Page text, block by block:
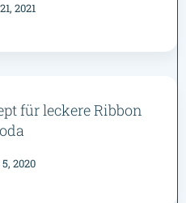
2021
für leckere Ribbon
2020